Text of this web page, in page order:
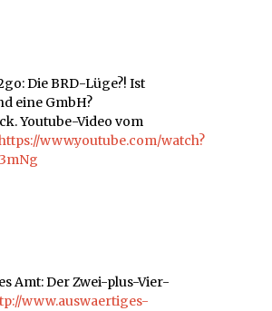
Die BRD-Lüge?! Ist
eine GmbH?
Youtube-Video vom
www.youtube.com/watch?
Amt: Der Zwei-plus-Vier-
www.auswaertiges-